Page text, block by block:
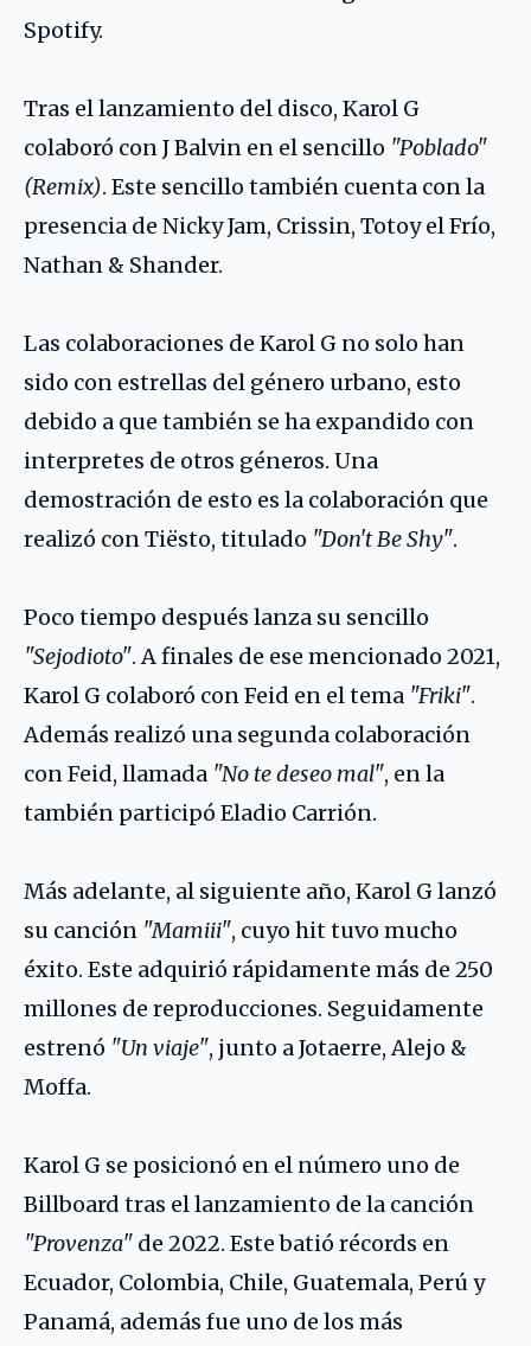
Spotify.
Tras el lanzamiento del disco, Karol G
colaboró con J Balvin en el sencillo "Poblado"
(Remix). Este sencillo también cuenta con la
presencia de Nicky Jam, Crissin, Totoy el Frío,
Nathan & Shander.
Las colaboraciones de Karol G no solo han
sido con estrellas del género urbano, esto
debido a que también se ha expandido con
interpretes de otros géneros. Una
demostración de esto es la colaboración que
realizó conTiësto, titulado "Don't Be Shy".
Poco tiempo después lanza su sencillo
"Sejodioto". A finales de ese mencionado 2021,
Karol G colaboró con Feid en el tema "Friki".
Además realizó una segunda colaboración
con Feid, llamada "No te deseo mal", en la
también participó Eladio Carrión.
Más adelante, al siguiente año, Karol G lanzó
su canción "Mamiii", cuyo hit tuvo mucho
éxito. Este adquirió rápidamente más de 250
millones de reproducciones. Seguidamente
estrenó "Un viaje", junto a Jotaerre, Alejo &
Moffa.
Karol G se posicionó en el número uno de
Billboard tras el lanzamiento de la canción
"Provenza" de 2022. Este batió récords en
Ecuador, Colombia, Chile, Guatemala, Perú y
Panamá, además fue uno de los más